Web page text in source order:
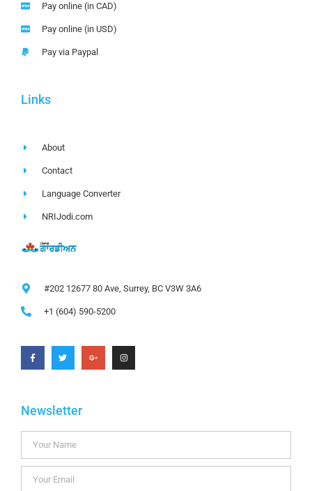
Pay online (in CAD)
Pay online (in USD)
Pay via Paypal
Links
About
Contact
Language Converter
NRIJodi.com
#202 12677 80 Ave, Surrey, BC V3W 3A6
+1 (604) 590-5200
Newsletter